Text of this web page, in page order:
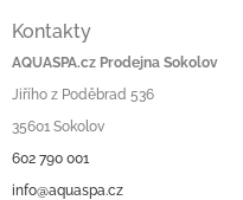
Kontakty
AQUASPA.cz Prodejna Sokolov
Jiřího z Poděbrad 536
35601 Sokolov
602 790 001
info@aquaspa.cz